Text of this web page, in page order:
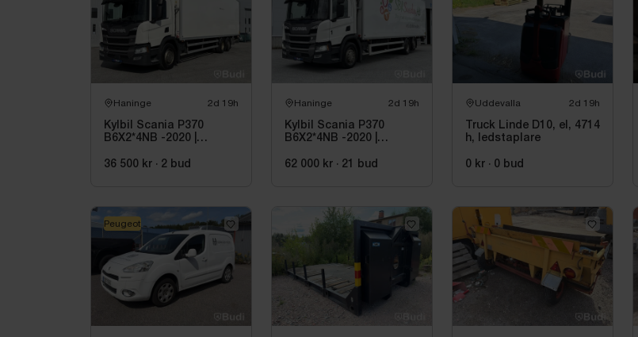
Haninge 2d 19h
Kylbil Scania P370
B6X2*4NB -2020 |
36 500 kr · 2 bud
Haninge 2d 19h
Kylbil Scania P370
B6X2*4NB -2020 |
62 000 kr · 21 bud
Uddevalla 2d 19h
Truck Linde D10, el, 4714
h, ledstaplare
0 kr · 0 bud
Peugeot